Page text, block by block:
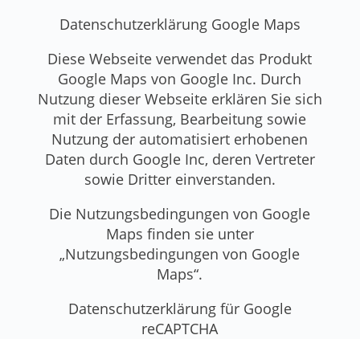
Datenschutzerklärung Google Maps
Diese Webseite verwendet das Produkt
Google Maps von Google Inc. Durch
Nutzung dieser Webseite erklären Sie sich
mit der Erfassung, Bearbeitung sowie
Nutzung der automatisiert erhobenen
Daten durch Google Inc, deren Vertreter
sowie Dritter einverstanden.
Die Nutzungsbedingungen von Google
Maps finden sie unter
„Nutzungsbedingungen von Google
Maps“.
Datenschutzerklärung für Google
reCAPTCHA